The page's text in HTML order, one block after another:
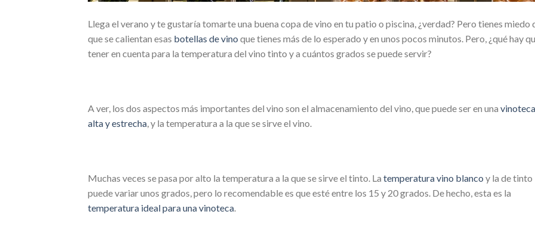
Llega el verano y te gustaría tomarte una buena copa de vino en tu patio o piscina, ¿verdad? Pero tienes miedo
que se calientan esas botellas de vino que tienes más de lo esperado y en unos pocos minutos. Pero, ¿qué hay
tener en cuenta para la temperatura del vino tinto y a cuántos grados se puede servir?
A ver, los dos aspectos más importantes del vino son el almacenamiento del vino, que puede ser en una vinoteca
alta y estrecha, y la temperatura a la que se sirve el vino.
Muchas veces se pasa por alto la temperatura a la que se sirve el tinto. La temperatura vino blanco y la de tinto
puede variar unos grados, pero lo recomendable es que esté entre los 15 y 20 grados. De hecho, esta es la
temperatura ideal para una vinoteca